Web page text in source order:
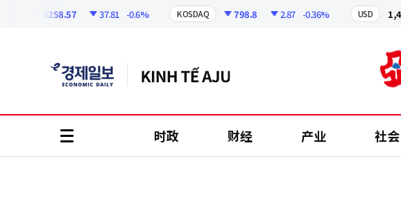
6258.57 37.81 -0.6% KOSDAQ 798.8 2.87 -0.36% USD
时政 财经 产业 社会